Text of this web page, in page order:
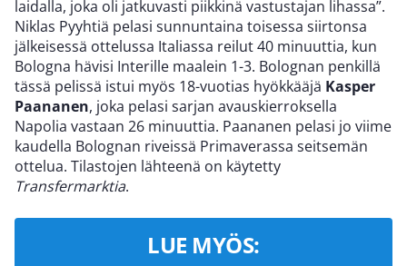
laidalla, joka oli jatkuvasti piikkinä vastustajan lihassa”.
Niklas Pyyhtiä pelasi sunnuntaina toisessa siirtonsa
jälkeisessä ottelussa Italiassa reilut 40 minuuttia, kun
Bologna hävisi Interille maalein 1-3. Bolognan penkillä
tässä pelissä istui myös 18-vuotias hyökkääjä Kasper
Paananen, joka pelasi sarjan avauskierroksella
Napolia vastaan 26 minuuttia. Paananen pelasi jo viime
kaudella Bolognan riveissä Primaverassa seitsemän
ottelua. Tilastojen lähteenä on käytetty
Transfermarktia.
LUE MYÖS: